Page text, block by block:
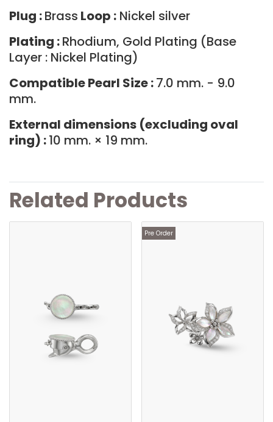
Plug :Brass Loop : Nickel silver
Plating :Rhodium, Gold Plating (Base
Layer : Nickel Plating)
Compatible Pearl Size :7.0 mm. - 9.0
mm.
External dimensions (excluding oval
ring) :10 mm. × 19 mm.
Related Products
Pre Order